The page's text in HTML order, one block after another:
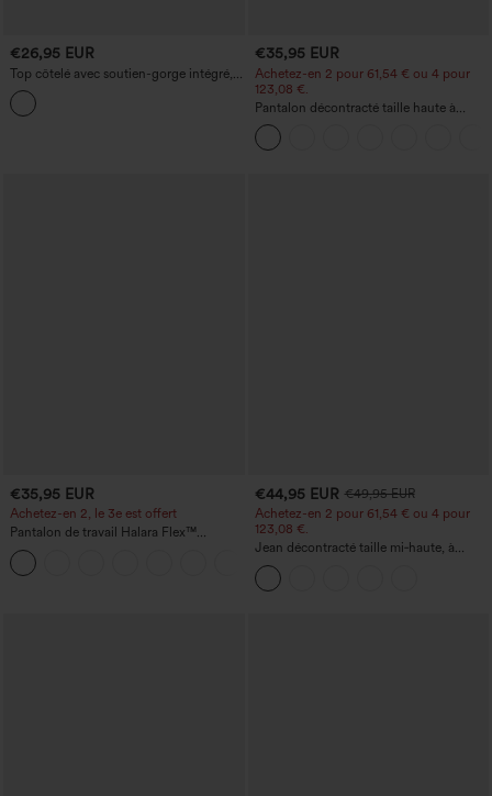
€26,95 EUR
Top côtelé avec soutien-gorge intégré,
mini robe bodycon pour yoga et
activités sportives
€35,95 EUR
Achetez-en 2 pour 61,54 € ou 4 pour
123,08 €.
Pantalon décontracté taille haute à
jambe droite, effet lin, avec poches
€35,95 EUR
Achetez-en 2, le 3e est offert
Pantalon de travail Halara Flex™
DayStretch à taille haute, avec poches et
coupe droite
€44,95 EUR €49,95 EUR
Achetez-en 2 pour 61,54 € ou 4 pour
123,08 €.
Jean décontracté taille mi‑haute, à
cordon de serrage, avec poches